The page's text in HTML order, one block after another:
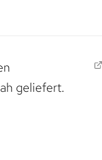
geliefert.